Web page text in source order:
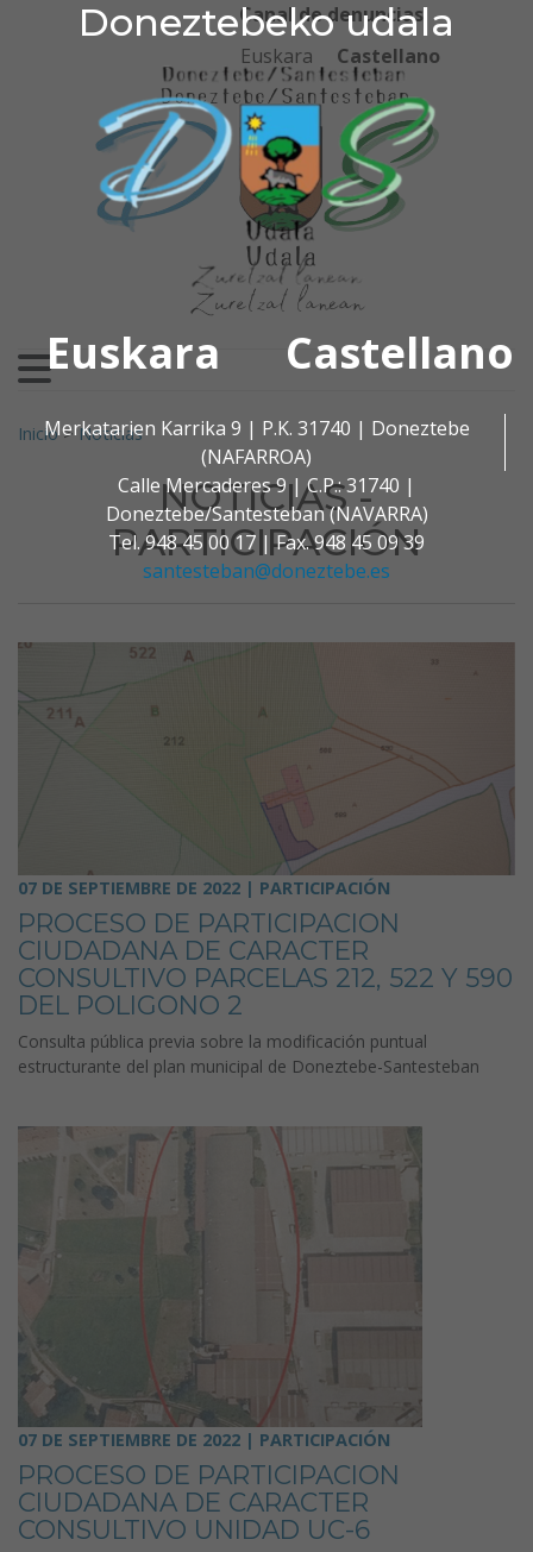
Doneztebeko udala
Euskara Castellano
Merkatarien Karrika 9 | P.K. 31740 | Doneztebe
(NAFARROA)
Calle Mercaderes 9 | C.P.: 31740 |
Doneztebe/Santesteban (NAVARRA)
Tel. 948 45 00 17 | Fax. 948 45 09 39
santesteban@doneztebe.es
Ir al contenido
Doneztebeko udala
Canal de denuncias
Euskara
Castellano
Buscar:
Inicio>Noticias
NOTICIAS -
PARTICIPACIÓN
07 DE SEPTIEMBRE DE 2022 | PARTICIPACIÓN
PROCESO DE PARTICIPACION
CIUDADANA DE CARACTER
CONSULTIVO PARCELAS 212, 522 Y 590
DEL POLIGONO 2
Consulta pública previa sobre la modificación puntual
estructurante del plan municipal de Doneztebe-Santesteban
07 DE SEPTIEMBRE DE 2022 | PARTICIPACIÓN
PROCESO DE PARTICIPACION
CIUDADANA DE CARACTER
CONSULTIVO UNIDAD UC-6